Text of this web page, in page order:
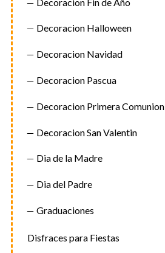
Decoracion Halloween
Decoracion Navidad
Decoracion Pascua
Decoracion Primera Comunion
Decoracion San Valentin
Dia de la Madre
Dia del Padre
Graduaciones
Disfraces para Fiestas